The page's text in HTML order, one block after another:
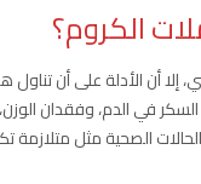
الكروم؟
إلا أن الأدلة على أن
في الدم، وفقدان
الصحية مثل